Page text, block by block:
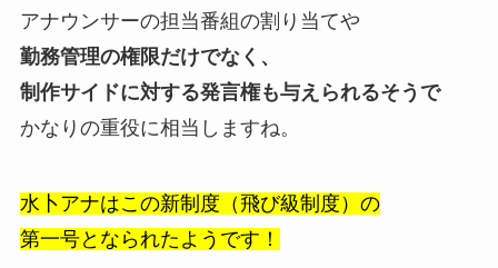
アナウンサーの担当番組の割り当てや
勤務管理の権限だけでなく、
制作サイドに対する発言権も与えられるそうで
かなりの重役に相当しますね。
水卜アナはこの新制度（飛び級制度）の
第一号となられたようです！